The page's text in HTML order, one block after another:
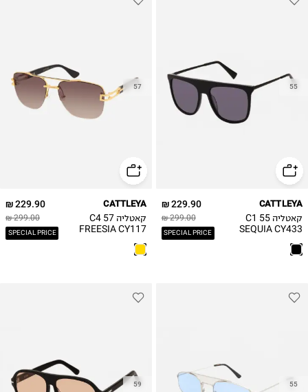
55
229.90 ₪
299.00 ₪
SPECIAL PRICE
CATTLEYA
קאטליה C1 55
SEQUIA CY433
57
229.90 ₪
299.00 ₪
SPECIAL PRICE
CATTLEYA
קאטליה C4 57
FREESIA CY117
55
59